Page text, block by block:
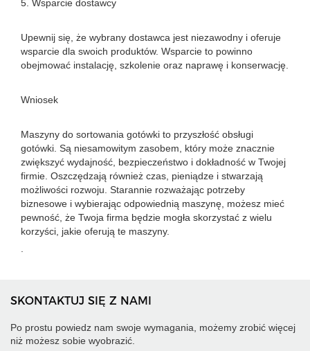
5. Wsparcie dostawcy
Upewnij się, że wybrany dostawca jest niezawodny i oferuje
wsparcie dla swoich produktów. Wsparcie to powinno
obejmować instalację, szkolenie oraz naprawę i konserwację.
Wniosek
Maszyny do sortowania gotówki to przyszłość obsługi
gotówki. Są niesamowitym zasobem, który może znacznie
zwiększyć wydajność, bezpieczeństwo i dokładność w Twojej
firmie. Oszczędzają również czas, pieniądze i stwarzają
możliwości rozwoju. Starannie rozważając potrzeby
biznesowe i wybierając odpowiednią maszynę, możesz mieć
pewność, że Twoja firma będzie mogła skorzystać z wielu
korzyści, jakie oferują te maszyny.
SKONTAKTUJ SIĘ Z NAMI
Po prostu powiedz nam swoje wymagania, możemy zrobić więcej
niż możesz sobie wyobrazić.